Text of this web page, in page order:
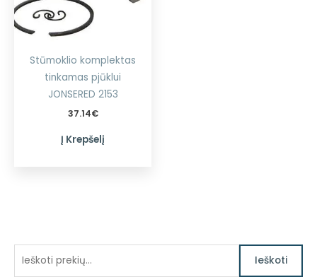
Ieškoti
Stūmoklio komplektas
tinkamas pjūklui
JONSERED 2153
37.14€
Į Krepšelį